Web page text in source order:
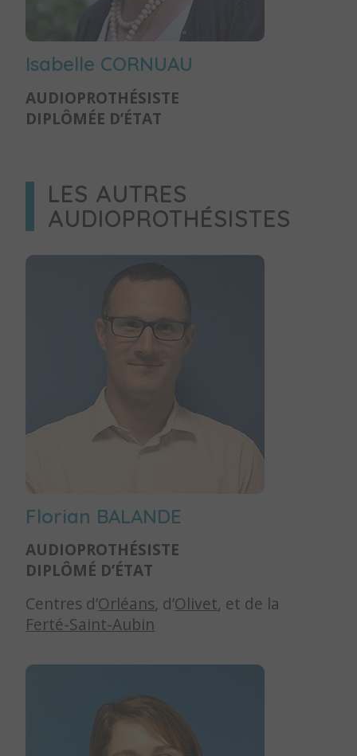
Isabelle CORNUAU
AUDIOPROTHÉSISTE
DIPLÔMÉE D’ÉTAT
LES AUTRES
AUDIOPROTHÉSISTES
Florian BALANDE
AUDIOPROTHÉSISTE
DIPLÔMÉ D’ÉTAT
Centres d’Orléans, d’Olivet, et de la
Ferté-Saint-Aubin